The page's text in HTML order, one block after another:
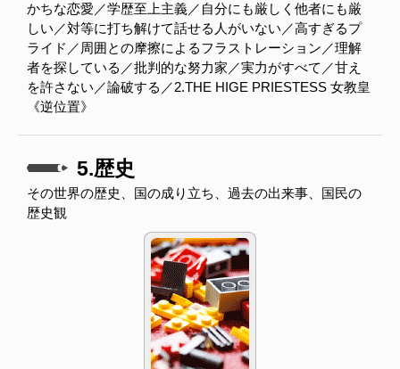
かちな恋愛／学歴至上主義／自分にも厳しく他者にも厳
しい／対等に打ち解けて話せる人がいない／高すぎるプ
ライド／周囲との摩擦によるフラストレーション／理解
者を探している／批判的な努力家／実力がすべて／甘え
を許さない／論破する／2.THE HIGE PRIESTESS 女教皇
《逆位置》
5.歴史
その世界の歴史、国の成り立ち、過去の出来事、国民の
歴史観